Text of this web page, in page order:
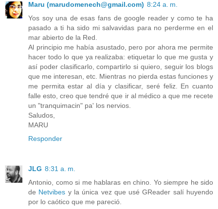
Maru (marudomenech@gmail.com) 8:24 a. m.
Yos soy una de esas fans de google reader y como te ha
pasado a ti ha sido mi salvavidas para no perderme en el
mar abierto de la Red.
Al principio me había asustado, pero por ahora me permite
hacer todo lo que ya realizaba: etiquetar lo que me gusta y
así poder clasificarlo, compartirlo si quiero, seguir los blogs
que me interesan, etc. Mientras no pierda estas funciones y
me permita estar al día y clasificar, seré feliz. En cuanto
falle esto, creo que tendré que ir al médico a que me recete
un "tranquimacin" pa' los nervios.
Saludos,
MARU
Responder
JLG 8:31 a. m.
Antonio, como si me hablaras en chino. Yo siempre he sido
de Netvibes y la única vez que usé GReader salí huyendo
por lo caótico que me pareció.